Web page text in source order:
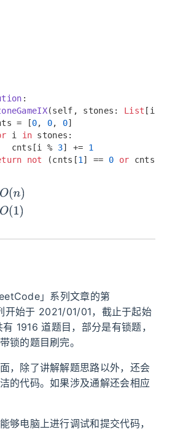
:
(self, stones: List [ int
= [
0, 0, 0]
i in stones:
cnts[i %
3] += 1
not (cnts[1 ] == 0 or cnts[
O(n)
O(1)
」系列文章的第
开始于 2021/01/01，截止于起始
1916 道题目，部分是有锁题，
锁的题目刷完。
，除了讲解解题思路以外，还会
的代码。如果涉及通解还会相应
够电脑上进行调试和提交代码，